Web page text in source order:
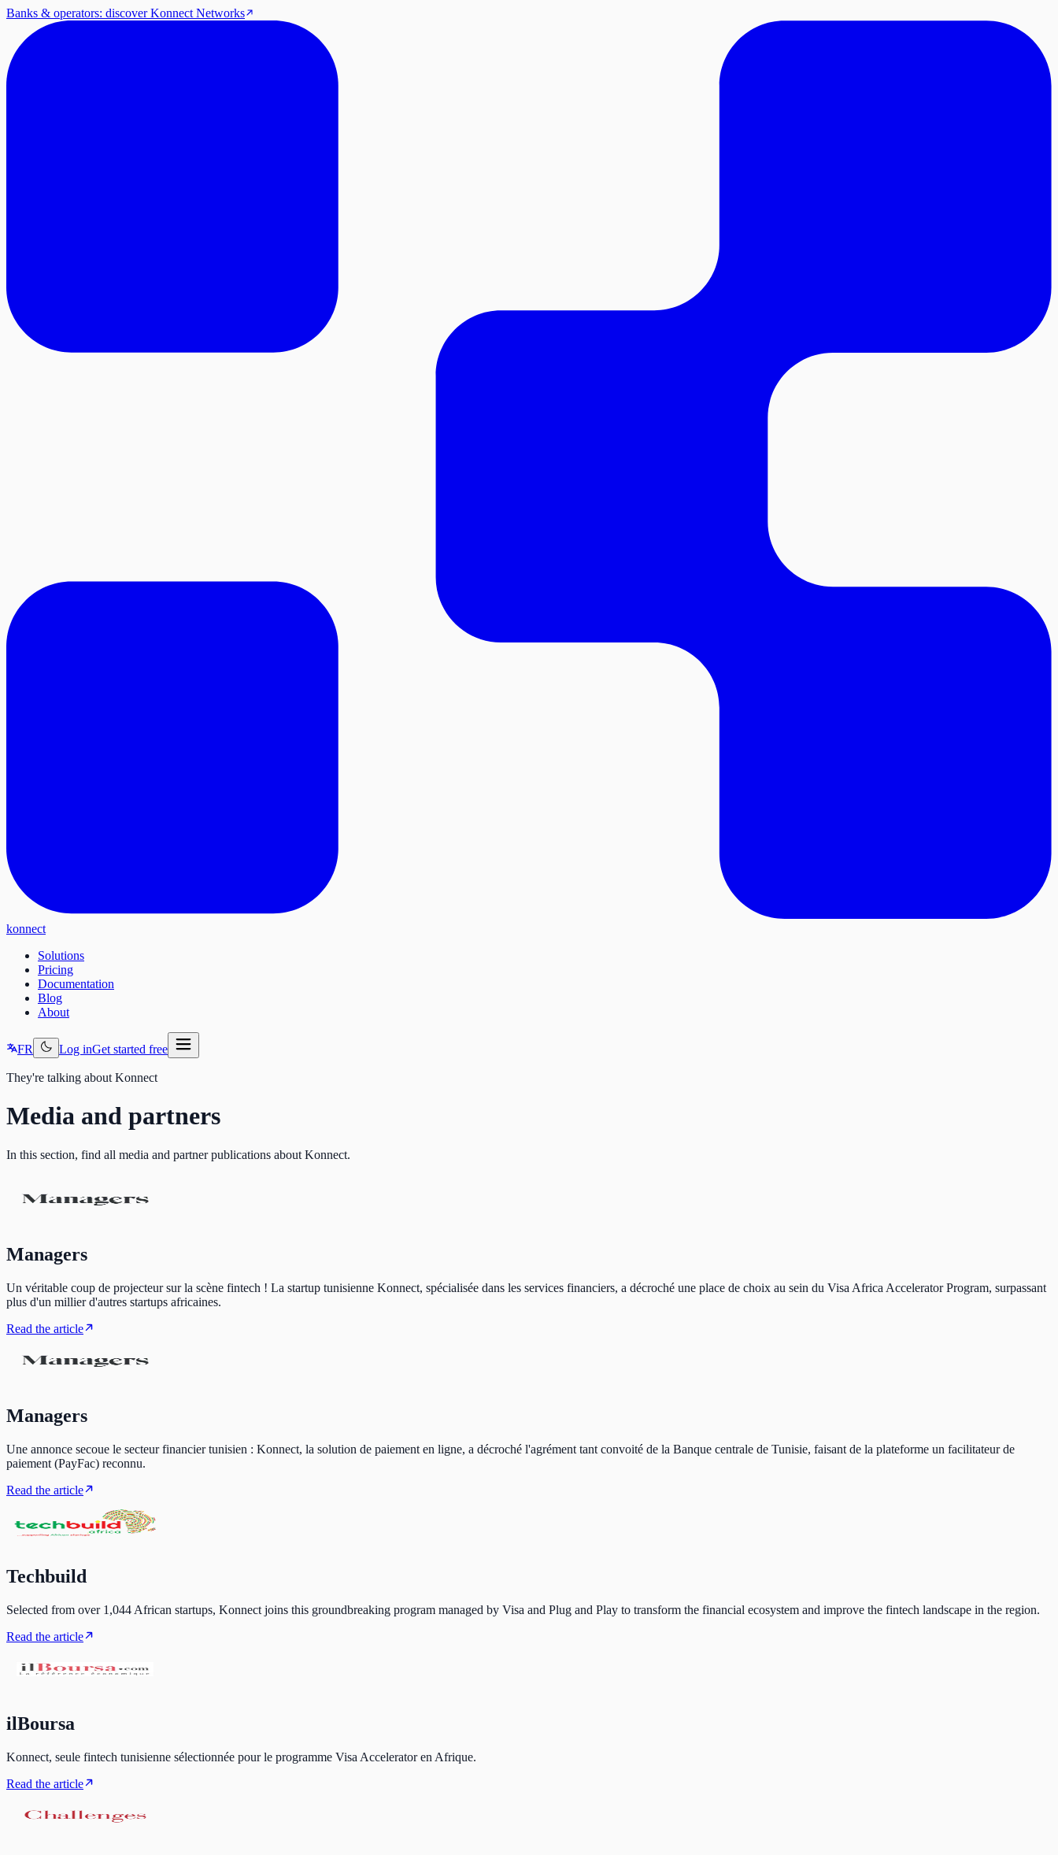
Banks & operators: discover Konnect Networks
konnect
Solutions
Pricing
Documentation
Blog
About
FR Log inGet started free
They're talking about Konnect
Media and partners
In this section, find all media and partner publications about Konnect.
Managers
Un véritable coup de projecteur sur la scène fintech ! La startup tunisienne Konnect, spécialisée dans les services financiers, a décroché une place de choix au sein du Visa Africa Accelerator Program, surpassant
plus d'un millier d'autres startups africaines.
Read the article
Managers
Une annonce secoue le secteur financier tunisien : Konnect, la solution de paiement en ligne, a décroché l'agrément tant convoité de la Banque centrale de Tunisie, faisant de la plateforme un facilitateur de
paiement (PayFac) reconnu.
Read the article
Techbuild
Selected from over 1,044 African startups, Konnect joins this groundbreaking program managed by Visa and Plug and Play to transform the financial ecosystem and improve the fintech landscape in the region.
Read the article
ilBoursa
Konnect, seule fintech tunisienne sélectionnée pour le programme Visa Accelerator en Afrique.
Read the article